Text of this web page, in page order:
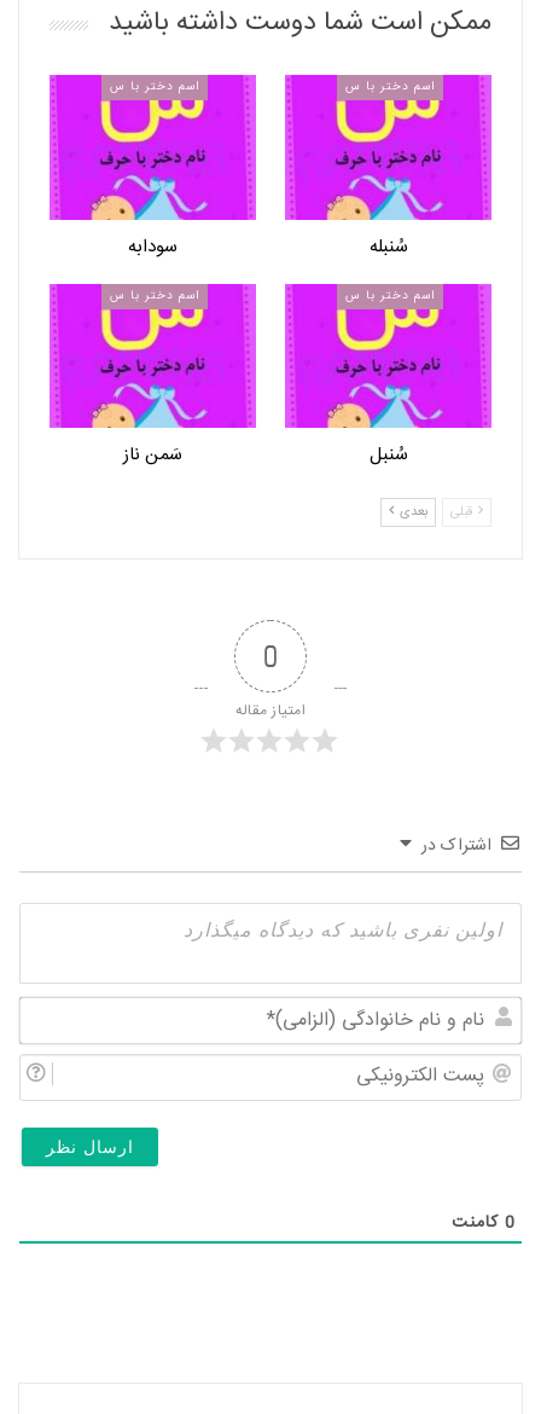
ممکن است شما دوست داشته باشید
اسم دختر با س
سُنبله
اسم دختر با س
سودابه
اسم دختر با س
سُنبل
اسم دختر با س
سَمن ناز
قبلی بعدی
0
امتیاز مقاله
اشتراک در
و
0 کامنت